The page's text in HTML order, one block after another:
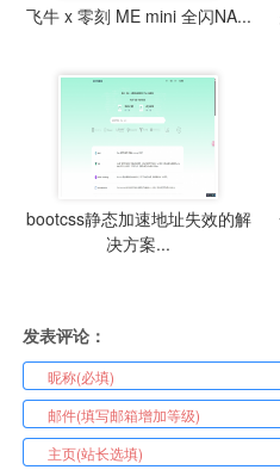
飞牛 x 零刻 ME mini 全闪NA...
bootcss静态加速地址失效的解
决方案...
发表评论：